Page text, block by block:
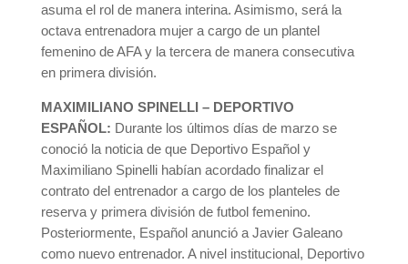
asuma el rol de manera interina. Asimismo, será la
octava entrenadora mujer a cargo de un plantel
femenino de AFA y la tercera de manera consecutiva
en primera división.
MAXIMILIANO SPINELLI – DEPORTIVO
ESPAÑOL: Durante los últimos días de marzo se
conoció la noticia de que Deportivo Español y
Maximiliano Spinelli habían acordado finalizar el
contrato del entrenador a cargo de los planteles de
reserva y primera división de futbol femenino.
Posteriormente, Español anunció a Javier Galeano
como nuevo entrenador. A nivel institucional, Deportivo